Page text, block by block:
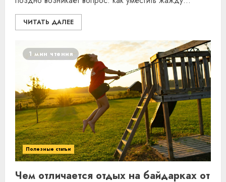
ЧИТАТЬ ДАЛЕЕ
1 мин чтения
Полезные статьи
Чем отличается отдых на байдарках от